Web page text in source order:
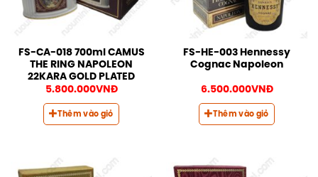
FS-CA-018 700ml CAMUS
THE RING NAPOLEON
22KARA GOLD PLATED
5.800.000VNĐ
Thêm vào giỏ
FS-HE-003 Hennessy
Cognac Napoleon
6.500.000VNĐ
Thêm vào giỏ